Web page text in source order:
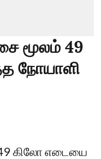
மூலம் 49
நோயாளி
கிலோ எடையை